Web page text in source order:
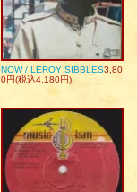
NOW / LEROY SIBBLES3,80
0円(税込4,180円)